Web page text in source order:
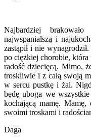
Najbardziej
najwspanialszą i
zastąpił i nie
po ciężkiej chorobie, która
radość dziecięcą. Mimo,
troskliwie i z całą swoją
w sercu pustkę i żal.
będę uboga we
kochającą mamę.
swoimi troskami i
Daga